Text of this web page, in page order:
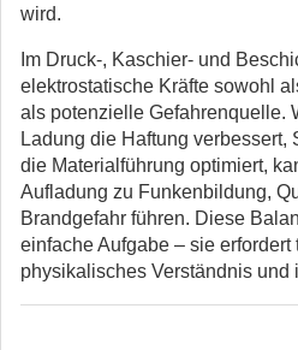
wird.
Im Druck-, Kaschier- und
elektrostatische Kräfte sowohl
als potenzielle Gefahrenquelle.
Ladung die Haftung verbessert,
die Materialführung optimiert,
Aufladung zu Funkenbildung,
Brandgefahr führen. Diese
einfache Aufgabe – sie erfordert
physikalisches Verständnis und